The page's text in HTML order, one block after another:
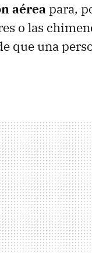
aérea para,
o las
que una